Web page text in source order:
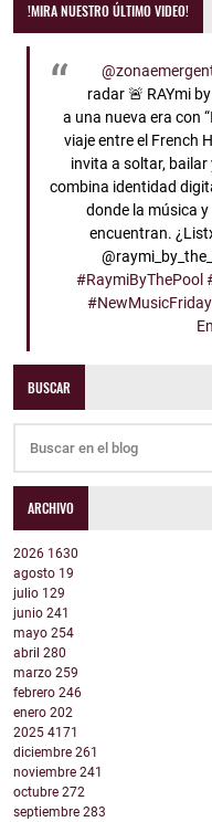
!MIRA NUESTRO ÚLTIMO VIDEO!
radar 🚨 RAYmi
a una nueva era con
viaje entre el French
invita a soltar,
combina identidad
donde la música
encuentran.
#RaymiByThePool
#NewMusicFriday
BUSCAR
ARCHIVO
2026 1630
agosto 19
julio 129
junio 241
mayo 254
abril 280
marzo 259
febrero 246
enero 202
2025 4171
diciembre 261
noviembre 241
octubre 272
septiembre 283